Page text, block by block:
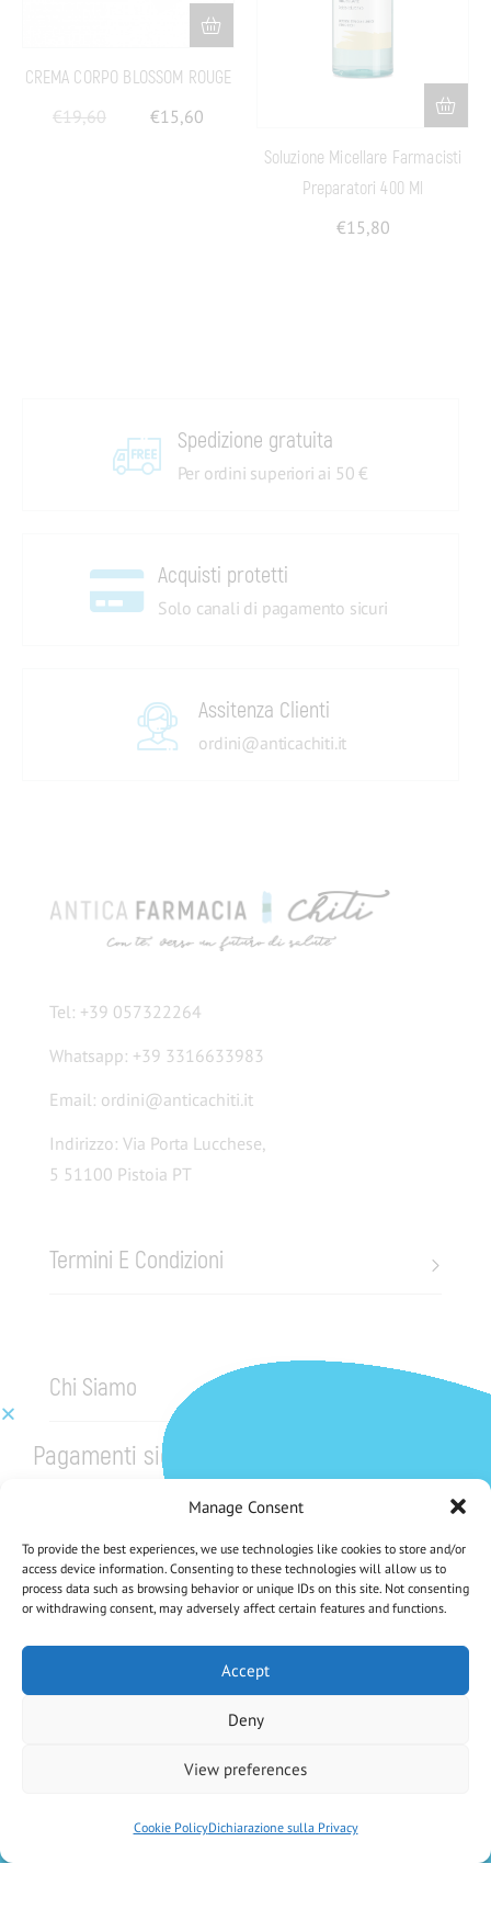
Manage Consent
To provide the best experiences, we use technologies like cookies to store and/or
access device information. Consenting to these technologies will allow us to
process data such as browsing behavior or unique IDs on this site. Not consenting
or withdrawing consent, may adversely affect certain features and functions.
Accept
Deny
View preferences
Cookie PolicyDichiarazione sulla Privacy
CREMA CORPO BLOSSOM ROUGE
€19,60 €15,60
Soluzione Micellare Farmacisti
Preparatori 400 Ml
€15,80
Spedizione gratuita
Per ordini superiori ai 50 €
Acquisti protetti
Solo canali di pagamento sicuri
Assitenza Clienti
ordini@anticachiti.it
Tel: +39 057322264
Whatsapp: +39 3316633983
Email: ordini@anticachiti.it
Indirizzo: Via Porta Lucchese,
5 51100 Pistoia PT
Termini E Condizioni
Chi Siamo
Pagamenti sicuri
Antica Farmacia Chiti di D.ssa Elisa Vaiani e C. SAS – P.IVA
CHE NE DICI DI UNO SCONTO DEL 5%?
Iscriviti Alla Nostra Newsletter